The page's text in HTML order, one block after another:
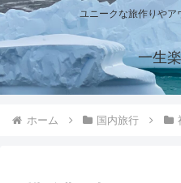
ユニークな旅作りやア
一生
ホーム 国内旅行